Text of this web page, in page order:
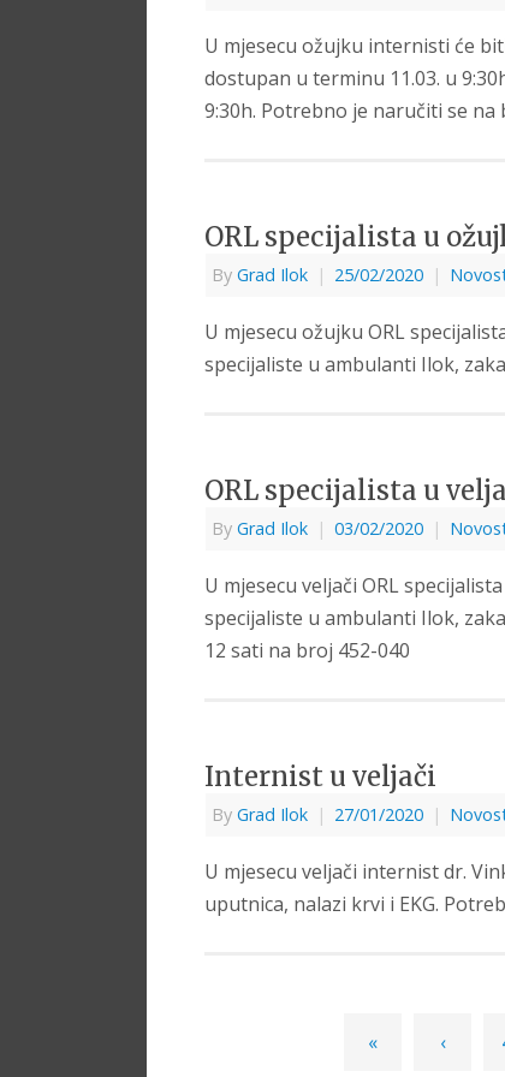
U mjesecu ožujku internisti će
dostupan u terminu 11.03. u
9:30h. Potrebno je naručiti se na
ORL specijalista u
By Grad Ilok | 25/02/2020 |
U mjesecu ožujku ORL
specijaliste u ambulanti Ilok,
ORL specijalista u
By Grad Ilok | 03/02/2020 |
U mjesecu veljači ORL
specijaliste u ambulanti Ilok,
12 sati na broj 452-040
Internist u veljači
By Grad Ilok | 27/01/2020 |
U mjesecu veljači internist dr.
uputnica, nalazi krvi i EKG.
« ‹